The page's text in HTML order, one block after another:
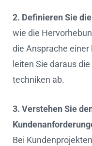
2. Definieren Sie
wie die
die Ansprache
leiten Sie daraus
techniken ab.
3. Verstehen Sie
Bei